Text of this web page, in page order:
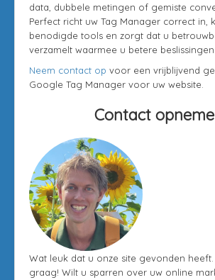
data, dubbele metingen of gemiste
Perfect richt uw Tag Manager correct in,
benodigde tools en zorgt dat u
verzamelt waarmee u betere
Neem contact op voor een vrijblijvend
Google Tag Manager voor uw website.
Contact
Wat leuk dat u onze site gevonden
graag! Wilt u sparren over uw online